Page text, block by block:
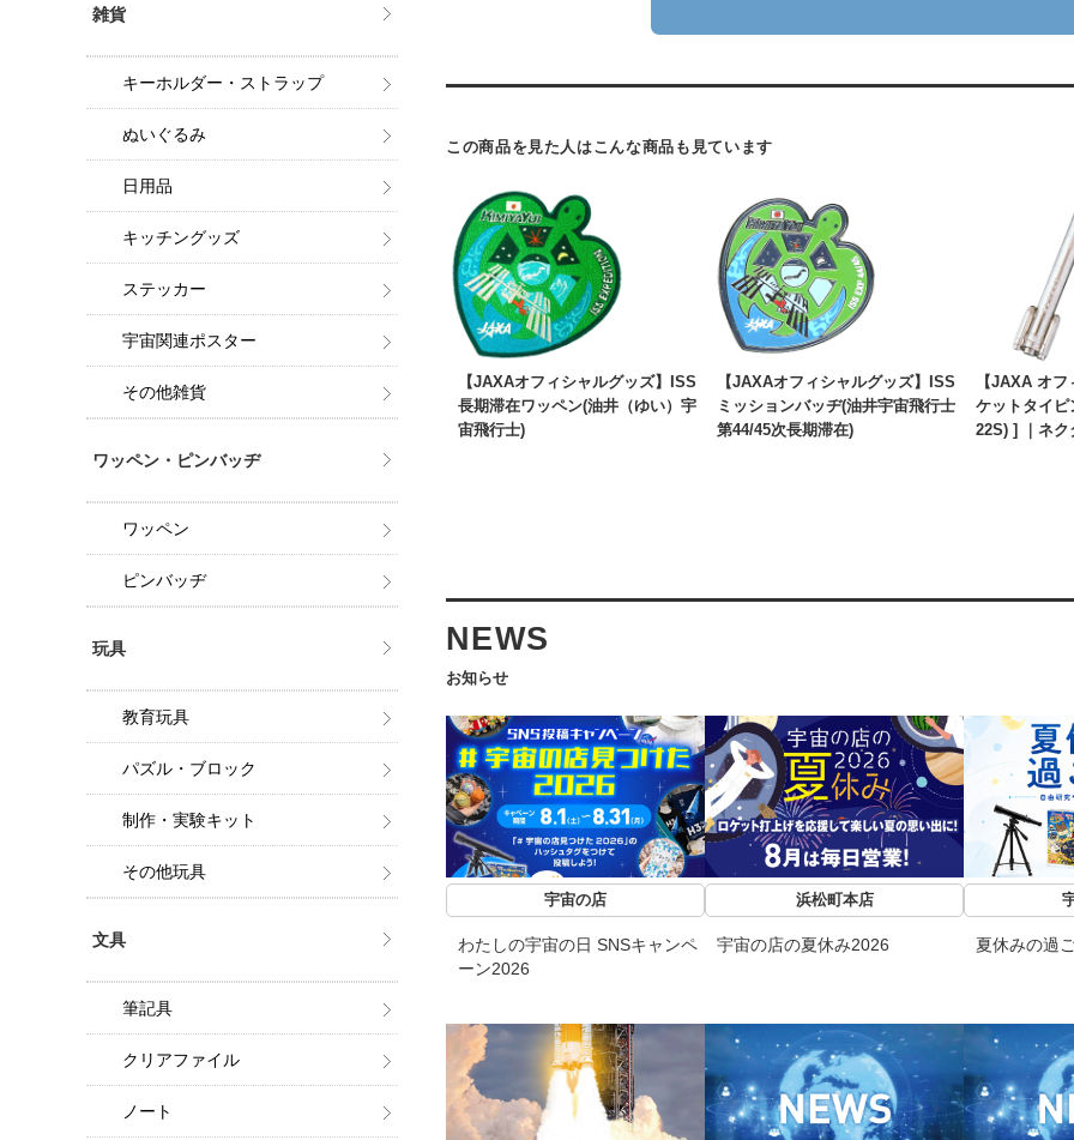
この商品を見た人はこんな商品も見ています
【JAXAオフィシャルグッズ】ISS
長期滞在ワッペン(油井（ゆい）宇
宙飛行士)
【JAXAオフィシャルグッズ】ISS
ミッションバッヂ(油井宇宙飛行士
第44/45次長期滞在)
【JAXA オ
ケットタイピ
22S) ] ｜ネク
NEWS
お知らせ
宇宙の店
わたしの宇宙の日 SNSキャンペ
ーン2026
浜松町本店
宇宙の店の夏休み2026 夏休みの過
雑貨
キーホルダー・ストラップ
ぬいぐるみ
日用品
キッチングッズ
ステッカー
宇宙関連ポスター
その他雑貨
ワッペン・ピンバッヂ
ワッペン
ピンバッヂ
玩具
教育玩具
パズル・ブロック
制作・実験キット
その他玩具
文具
筆記具
クリアファイル
ノート